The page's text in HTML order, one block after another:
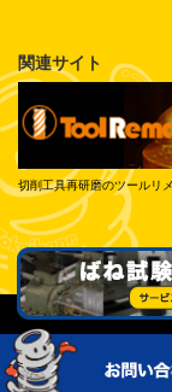
関連サイト
切削工具再研磨のツールリ
© Tokai